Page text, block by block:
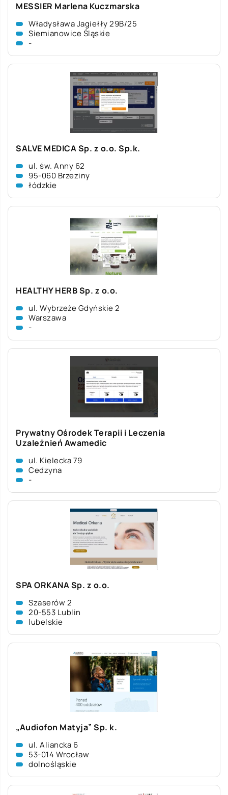
MESSIER Marlena Kuczmarska
Władysława Jagiełły 29B/25
Siemianowice Śląskie
-
SALVE MEDICA Sp. z o.o. Sp.k.
ul. św. Anny 62
95-060 Brzeziny
łódzkie
HEALTHY HERB Sp. z o.o.
ul. Wybrzeże Gdyńskie 2
Warszawa
-
Prywatny Ośrodek Terapii i Leczenia
Uzależnień Awamedic
ul. Kielecka 79
Cedzyna
-
SPA ORKANA Sp. z o.o.
Szaserów 2
20-553 Lublin
lubelskie
„Audiofon Matyja” Sp. k.
ul. Aliancka 6
53-014 Wrocław
dolnośląskie